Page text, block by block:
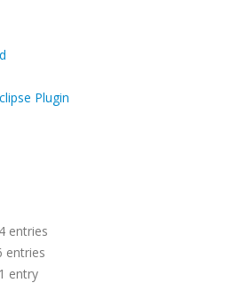
Plugin
entries
entries
1 entry